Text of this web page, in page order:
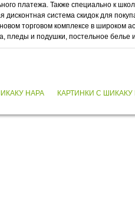
платежа. Также специально к
дисконтная система скидок для
торговом комплексе в
пледы и подушки, постельное белье
НАРА КАРТИНКИ С ШИКАКУ